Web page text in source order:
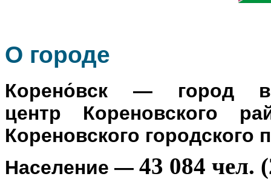
О городе
Корено́вск — город в
центр Кореновского
Кореновского городского
Население — 43 084 чел.